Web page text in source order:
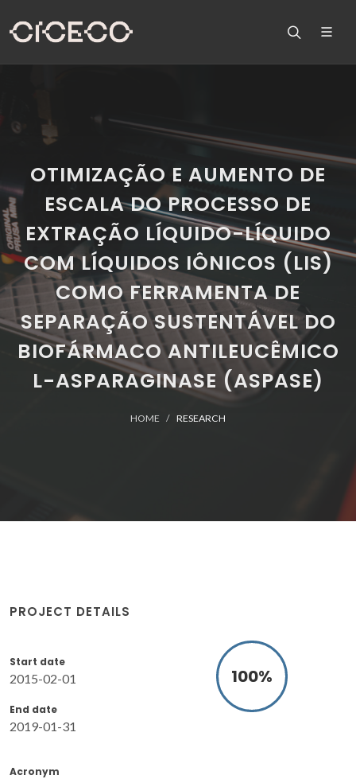
OTIMIZAÇÃO E AUMENTO DE
ESCALA DO PROCESSO DE
EXTRAÇÃO LÍQUIDO-LÍQUIDO
COM LÍQUIDOS IÔNICOS (LIS)
COMO FERRAMENTA DE
SEPARAÇÃO SUSTENTÁVEL DO
BIOFÁRMACO ANTILEUCÊMICO
L-ASPARAGINASE (ASPASE)
HOME RESEARCH
PROJECT DETAILS
Start date
2015-02-01
End date
2019-01-31
100%
Acronym